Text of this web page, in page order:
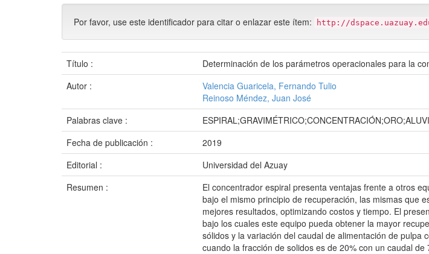
Por favor, use este identificador para citar o enlazar este ítem: http://
Título :
Determinación de los parámetros operacionales para la
Autor :
Valencia Guaricela, Fernando Tulio
Reinoso Méndez, Juan José
Palabras clave :
Fecha de publicación :
2019
Editorial :
Universidad del Azuay
Resumen :
El concentrador espiral presenta ventajas frente a otros
bajo el mismo principio de recuperación, las mismas que
mejores resultados, optimizando costos y tiempo. El
bajo los cuales este equipo pueda obtener la mayor
sólidos y la variación del caudal de alimentación de
cuando la fracción de solidos es de 20% con un caudal